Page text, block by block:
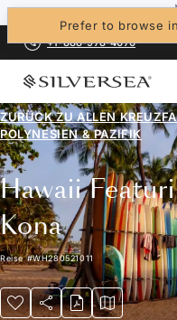
Prefer to browse
+1-888-978-4070
ZURÜCK ZU ALLEN
POLYNESIEN & PAZIFIK
Hawaii
Kona
Reise#WH280521011